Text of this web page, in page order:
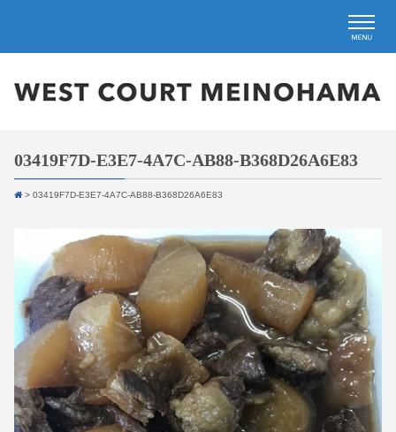
03419F7D-E3E7-4A7C-AB88-B368D26A6E83
> 03419F7D-E3E7-4A7C-AB88-B368D26A6E83